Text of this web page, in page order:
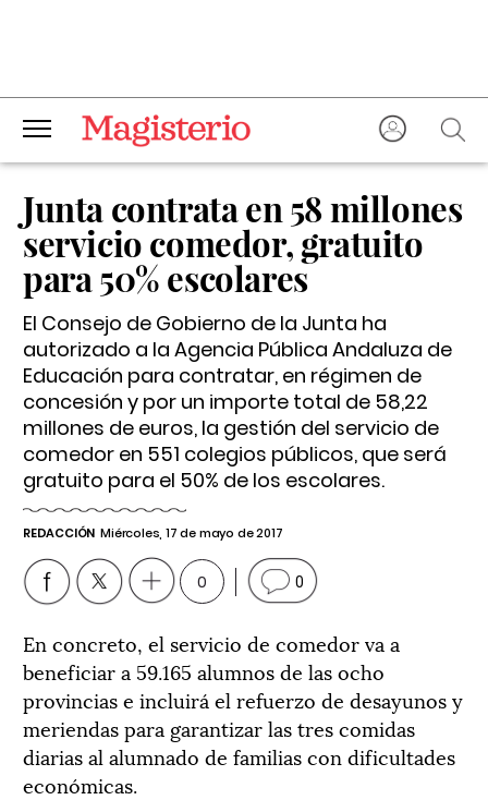
Junta contrata en 58 millones
servicio comedor, gratuito
para 50% escolares
El Consejo de Gobierno de la Junta ha
autorizado a la Agencia Pública Andaluza de
Educación para contratar, en régimen de
concesión y por un importe total de 58,22
millones de euros, la gestión del servicio de
comedor en 551 colegios públicos, que será
gratuito para el 50% de los escolares.
REDACCIÓN Miércoles, 17 de mayo de 2017
0 0
En concreto, el servicio de comedor va a
beneficiar a 59.165 alumnos de las ocho
provincias e incluirá el refuerzo de desayunos y
meriendas para garantizar las tres comidas
diarias al alumnado de familias con dificultades
económicas.